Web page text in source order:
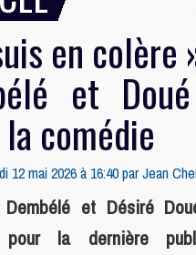
en colère
et
comédie
12 mai 2026 à 16:40 parJean
Dembélé et Désiré
pour la dernière